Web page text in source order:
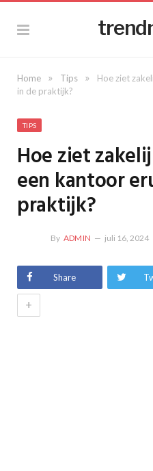
Home » Tips »
Hoe ziet
in de praktijk?
TIPS
Hoe ziet
een kantoor
praktijk?
By ADMIN juli 16, 2024
Share
+